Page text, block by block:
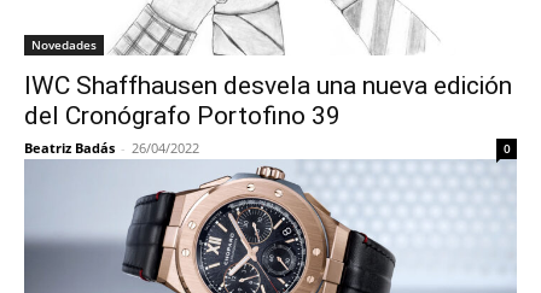
Novedades
IWC Shaffhausen desvela una nueva edición
del Cronógrafo Portofino 39
Beatriz Badás - 26/04/2022 0